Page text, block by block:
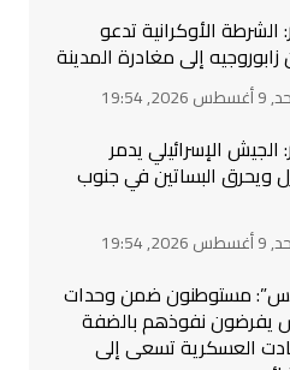
الأوكرانية تدعو
إلى مغادرة المدينة
19:54
الإسرائيلي يدمر
ويحرق البساتين في جنوب
19:54
مستوطنون ضمن وحدات
يفرضون نفوذهم بالضفة
العسكرية تسعى إلى